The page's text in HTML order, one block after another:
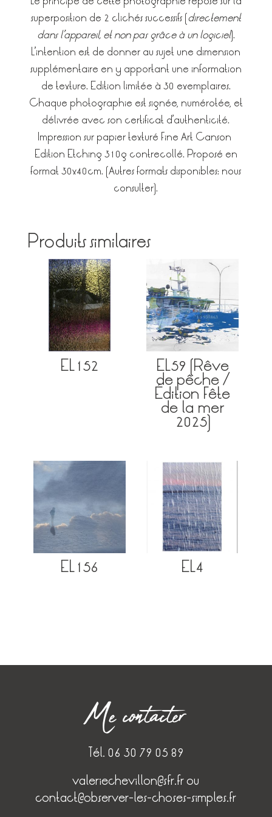
superposition de 2 clichés successifs (directement
dans l’appareil, et non pas grâce à un logiciel).
L’intention est de donner au sujet une dimension
supplémentaire en y apportant une information
de texture. Edition limitée à 30 exemplaires.
Chaque photographie est signée, numérotée, et
délivrée avec son certificat d’authenticité.
Impression sur papier texturé Fine Art Canson
Edition Etching 310g contrecollé. Proposé en
format 30x40cm. (Autres formats disponibles: nous
consulter).
Produits similaires
EL152 EL59 (Rêve
de pêche /
Édition Fête
de la mer
2025)
EL156 EL4
Me contacter
Tél. 06 30 79 05 89
valeriechevillon@sfr.frou
contact@observer-les-choses-simples.fr